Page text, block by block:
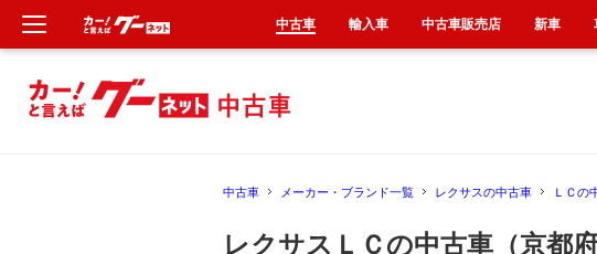
中古車 メーカー・ブランド一覧 レクサスの中古車 ＬＣの
レクサスＬＣの中古車（京都府
中古車 輸入車 中古車販売店 新車
新車